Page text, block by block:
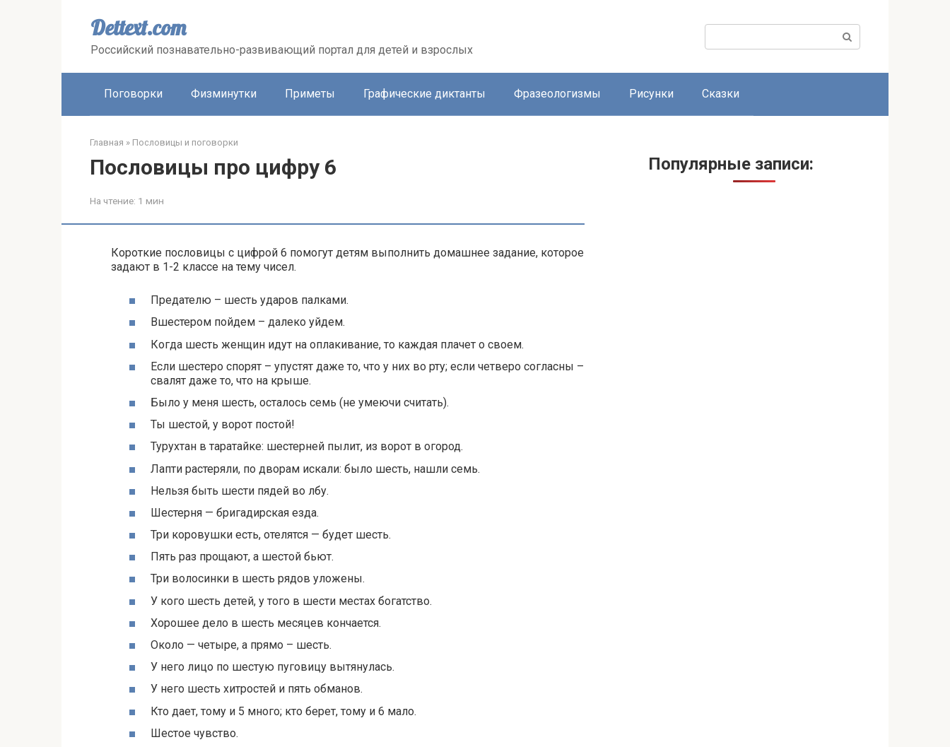
Dettext.com
Российский познавательно-развивающий портал для детей и взрослых
Поиск:
Поговорки Физминутки Приметы Графические диктанты Фразеологизмы Рисунки Сказки
Главная » Пословицы и поговорки
Пословицы про цифру 6
На чтение: 1 мин
Короткие пословицы с цифрой 6 помогут детям выполнить домашнее задание, которое
задают в 1-2 классе на тему чисел.
Предателю – шесть ударов палками.
Вшестером пойдем – далеко уйдем.
Когда шесть женщин идут на оплакивание, то каждая плачет о своем.
Если шестеро спорят – упустят даже то, что у них во рту; если четверо согласны –
свалят даже то, что на крыше.
Было у меня шесть, осталось семь (не умеючи считать).
Ты шестой, у ворот постой!
Турухтан в таратайке: шестерней пылит, из ворот в огород.
Лапти растеряли, по дворам искали: было шесть, нашли семь.
Нельзя быть шести пядей во лбу.
Шестерня — бригадирская езда.
Три коровушки есть, отелятся — будет шесть.
Пять раз прощают, а шестой бьют.
Три волосинки в шесть рядов уложены.
У кого шесть детей, у того в шести местах богатство.
Хорошее дело в шесть месяцев кончается.
Около — четыре, а прямо – шесть.
У него лицо по шестую пуговицу вытянулась.
У него шесть хитростей и пять обманов.
Кто дает, тому и 5 много; кто берет, тому и 6 мало.
Шестое чувство.
Популярные записи: